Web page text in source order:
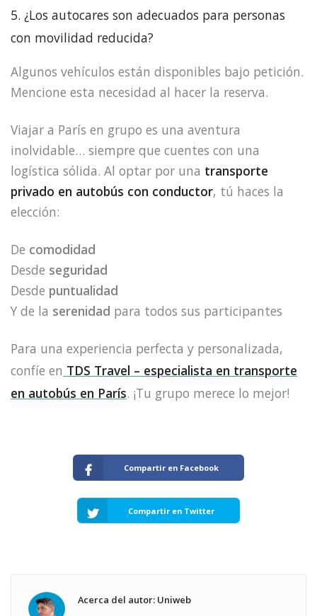
5. ¿Los autocares son adecuados para personas
con movilidad reducida?
Algunos vehículos están disponibles bajo petición.
Mencione esta necesidad al hacer la reserva.
Viajar a París en grupo es una aventura
inolvidable… siempre que cuentes con una
logística sólida. Al optar por una transporte
privado en autobús con conductor, tú haces la
elección:
De comodidad
Desde seguridad
Desde puntualidad
Y de la serenidad para todos sus participantes
Para una experiencia perfecta y personalizada,
confíe en TDS Travel – especialista en transporte
en autobús en París. ¡Tu grupo merece lo mejor!
Compartir en Facebook
Compartir en Twitter
Acerca del autor: Uniweb